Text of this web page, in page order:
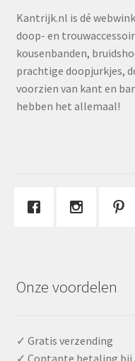
Kantrijk.nl is dé
doop- en
kousenbanden,
prachtige doopjurkjes,
voorzien van kant en
hebben het allemaal!
Onze voordelen
✓ Gratis verzending
✓ Contante betaling bij